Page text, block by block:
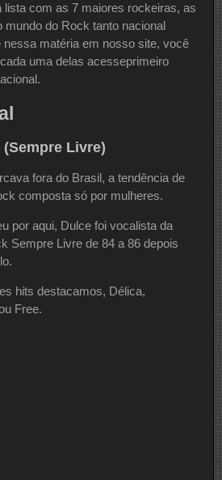
com as 7 maiores rockeiras, as
mundo do Rock tanto nacional
matéria em nosso site, você
uma delas acesseprimeiro
Livre)
fora do Brasil, a tendência de
composta só por mulheres.
por aqui, Dulce foi vocalista da
Sempre Livre de 84 a 86 depois
hits destacamos, Délica,
Free.